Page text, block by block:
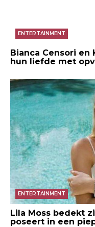
ENTERTAINMENT
Bianca Censori
hun liefde met
ENTERTAINMENT
Lila Moss bedekt
poseert in een